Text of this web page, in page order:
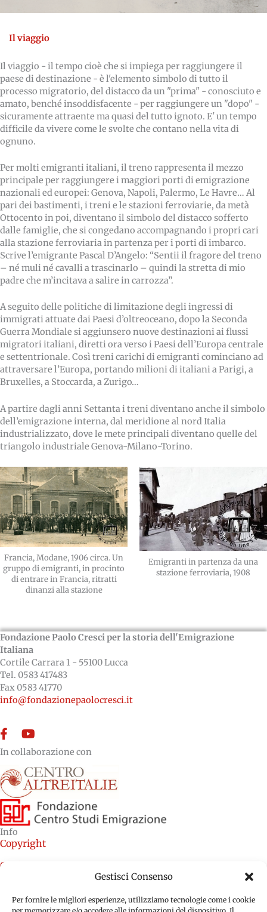
Gestisci Consenso
Per fornire le migliori esperienze, utilizziamo tecnologie come i cookie
Il viaggio - il tempo cioè che si impiega per raggiungere il
paese di destinazione - è l'elemento simbolo di tutto il
processo migratorio, del distacco da un "prima" - conosciuto e
amato, benché insoddisfacente - per raggiungere un "dopo" -
sicuramente attraente ma quasi del tutto ignoto. E' un tempo
difficile da vivere come le svolte che contano nella vita di
ognuno.
Per molti emigranti italiani, il treno rappresenta il mezzo
principale per raggiungere i maggiori porti di emigrazione
nazionali ed europei: Genova, Napoli, Palermo, Le Havre… Al
pari dei bastimenti, i treni e le stazioni ferroviarie, da metà
Ottocento in poi, diventano il simbolo del distacco sofferto
dalle famiglie, che si congedano accompagnando i propri cari
alla stazione ferroviaria in partenza per i porti di imbarco.
Scrive l’emigrante Pascal D’Angelo: “Sentii il fragore del treno
– né muli né cavalli a trascinarlo – quindi la stretta di mio
padre che m’incitava a salire in carrozza”.
A seguito delle politiche di limitazione degli ingressi di
immigrati attuate dai Paesi d’oltreoceano, dopo la Seconda
Guerra Mondiale si aggiunsero nuove destinazioni ai flussi
migratori italiani, diretti ora verso i Paesi dell’Europa centrale
e settentrionale. Così treni carichi di emigranti cominciano ad
attraversare l’Europa, portando milioni di italiani a Parigi, a
Bruxelles, a Stoccarda, a Zurigo…
A partire dagli anni Settanta i treni diventano anche il simbolo
dell’emigrazione interna, dal meridione al nord Italia
industrializzato, dove le mete principali diventano quelle del
triangolo industriale Genova-Milano-Torino.
Francia, Modane, 1906 circa. Un
gruppo di emigranti, in procinto
di entrare in Francia, ritratti
dinanzi alla stazione
Emigranti in partenza da una
stazione ferroviaria, 1908
Il viaggio
Fondazione Paolo Cresci per la storia dell'Emigrazione
Italiana
Cortile Carrara 1 - 55100 Lucca
Tel. 0583 417483
Fax 0583 41770
info@fondazionepaolocresci.it
FacebookYouTube
In collaborazione con
Info
Copyright
Credits